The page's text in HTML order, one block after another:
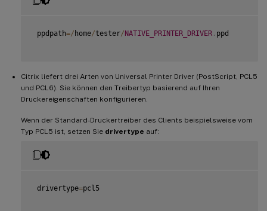
ppdpath=/ home/tester/NATIVE_PRINTER_DRIVER . ppd
Citrix liefert drei Arten von Universal Printer Driver (PostScript, PCL5
und PCL6). Sie können den Treibertyp basierend auf Ihren
Druckereigenschaften konfigurieren.
Wenn der Standard-Druckertreiber des Clients beispielsweise vom
Typ PCL5 ist, setzen Sie drivertype auf:
drivertype=pcl5